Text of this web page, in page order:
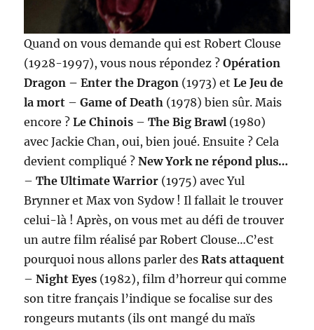
Quand on vous demande qui est Robert Clouse
(1928-1997), vous nous répondez ?Opération
Dragon – Enter the Dragon (1973) etLe Jeu de
la mort – Game of Death (1978) bien sûr. Mais
encore ?Le Chinois – The Big Brawl (1980)
avec Jackie Chan, oui, bien joué. Ensuite ? Cela
devient compliqué ?New York ne répond plus…
– The Ultimate Warrior (1975) avec Yul
Brynner et Max von Sydow ! Il fallait le trouver
celui-là ! Après, on vous met au défi de trouver
un autre film réalisé par Robert Clouse…C’est
pourquoi nous allons parler desRats attaquent
– Night Eyes (1982), film d’horreur qui comme
son titre français l’indique se focalise sur des
rongeurs mutants (ils ont mangé du maïs